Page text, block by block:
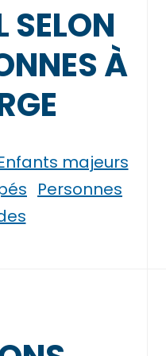
SELON
À
majeurs
Personnes